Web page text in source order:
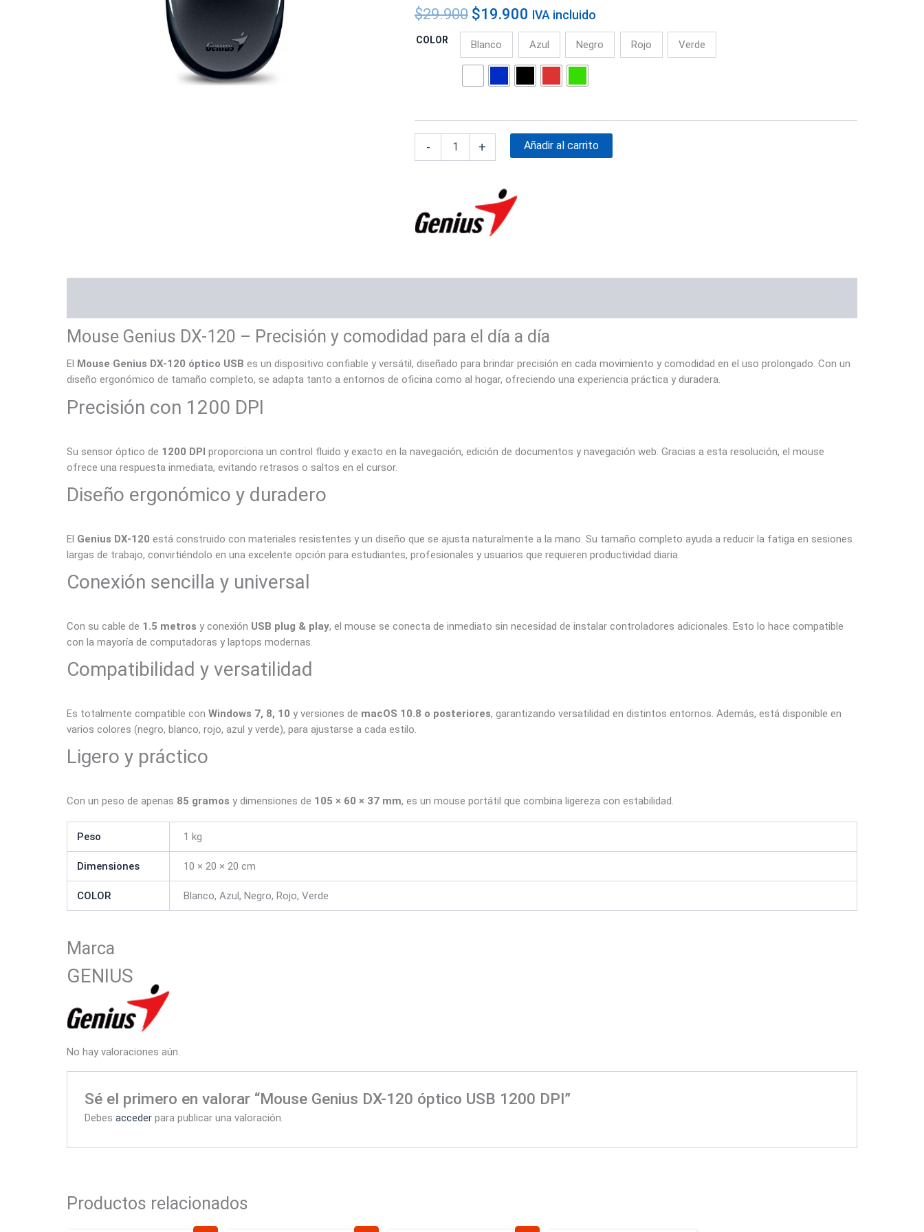
$29.900 $19.900 IVA incluido
COLOR Blanco Azul Negro Rojo Verde
- + Añadir al carrito
Mouse Genius DX-120 – Precisión y comodidad para el día a día
El Mouse Genius DX-120 óptico USB es un dispositivo confiable y versátil, diseñado para brindar precisión en cada movimiento y comodidad en el uso prolongado. Con un
diseño ergonómico de tamaño completo, se adapta tanto a entornos de oficina como al hogar, ofreciendo una experiencia práctica y duradera.
Precisión con 1200 DPI
Su sensor óptico de 1200 DPI proporciona un control fluido y exacto en la navegación, edición de documentos y navegación web. Gracias a esta resolución, el mouse
ofrece una respuesta inmediata, evitando retrasos o saltos en el cursor.
Diseño ergonómico y duradero
El Genius DX-120 está construido con materiales resistentes y un diseño que se ajusta naturalmente a la mano. Su tamaño completo ayuda a reducir la fatiga en sesiones
largas de trabajo, convirtiéndolo en una excelente opción para estudiantes, profesionales y usuarios que requieren productividad diaria.
Conexión sencilla y universal
Con su cable de 1.5 metros y conexión USB plug & play, el mouse se conecta de inmediato sin necesidad de instalar controladores adicionales. Esto lo hace compatible
con la mayoría de computadoras y laptops modernas.
Compatibilidad y versatilidad
Es totalmente compatible con Windows 7, 8, 10 y versiones de macOS 10.8 o posteriores, garantizando versatilidad en distintos entornos. Además, está disponible en
varios colores (negro, blanco, rojo, azul y verde), para ajustarse a cada estilo.
Ligero y práctico
Con un peso de apenas 85 gramos y dimensiones de 105 × 60 × 37 mm, es un mouse portátil que combina ligereza con estabilidad.
Peso 1 kg
Dimensiones 10 × 20 × 20 cm
COLOR Blanco, Azul, Negro, Rojo, Verde
Marca
GENIUS
No hay valoraciones aún.
Sé el primero en valorar “Mouse Genius DX-120 óptico USB 1200 DPI”
Debesacceder para publicar una valoración.
Productos relacionados